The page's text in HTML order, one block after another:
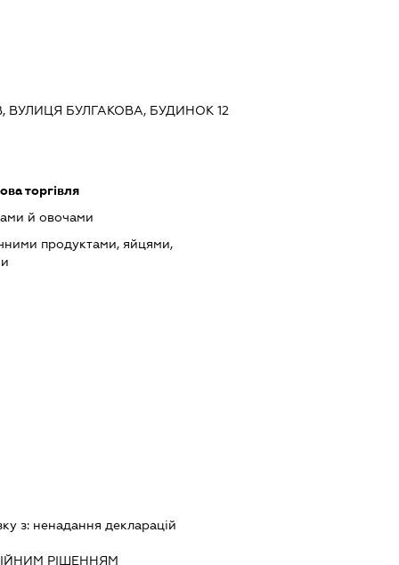
ВУЛИЦЯ БУЛГАКОВА, БУДИНОК 12
торгівля
й овочами
продуктами, яйцями,
з: ненадання декларацiй
РIШЕННЯМ